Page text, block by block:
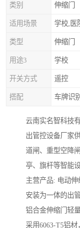
类别 伸缩门
适用场景 学校,医
类型 伸缩门
用途3 学校
开关方式 遥控
搭配 车牌识别
云南实名智科技
出管控设备厂家
道闸、重型空降
亭、旗杆等智能设
主营产品: 电动伸
安装为一体的出
铝合金伸缩门轻
采用6063-T5铝